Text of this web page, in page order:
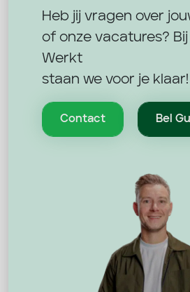
Heb jij vragen over
of onze vacatures?
Werkt
staan we voor je klaar!
Contact Bel